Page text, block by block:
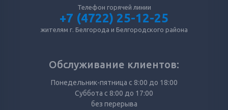
Телефон горячей линии
+7 (4722) 25-12-25
жителям г. Белгорода и Белгородского района
Обслуживание клиентов:
Понедельник-пятница с 8:00 до 18:00
Суббота с 8:00 до 17:00
без перерыва